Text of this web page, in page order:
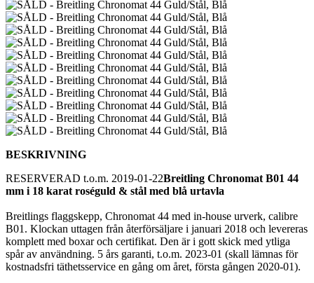
BESKRIVNING
RESERVERAD t.o.m. 2019-01-22Breitling Chronomat B01 44
mm i 18 karat roséguld & stål med blå urtavla
Breitlings flaggskepp, Chronomat 44 med in-house urverk, calibre
B01. Klockan uttagen från återförsäljare i januari 2018 och levereras
komplett med boxar och certifikat. Den är i gott skick med ytliga
spår av användning. 5 års garanti, t.o.m. 2023-01 (skall lämnas för
kostnadsfri täthetsservice en gång om året, första gången 2020-01).